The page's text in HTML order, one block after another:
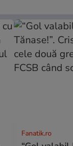
Fanatik.ro